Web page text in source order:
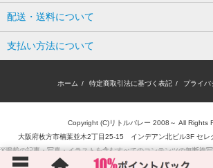
配送・送料について
支払い方法について
ホーム / 特定商取引法に基づく表記 / プライバ
Copyright (C)リトルバレー 2008～ All Rights
大阪府枚方市楠葉並木2丁目25-15 インデアン北ビル3F セレ
※掲載の記事・写真・イラストを含むすべてのコンテンツの無断複
す。